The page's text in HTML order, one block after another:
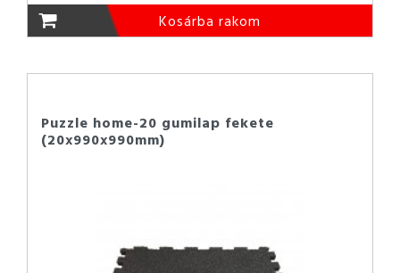
Kosárba rakom
Puzzle home-20 gumilap fekete
(20x990x990mm)